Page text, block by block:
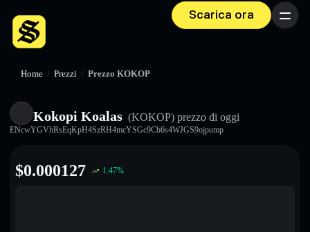
Scarica ora Menu
Home / Prezzi / Prezzo KOKOP
Kokopi Koalas (KOKOP) prezzo di oggi
ENcwYGVhRsEqKpH4SzRH4mcYSGc9Cb6s4WJGS9ojpump
$0.000127 1.47%